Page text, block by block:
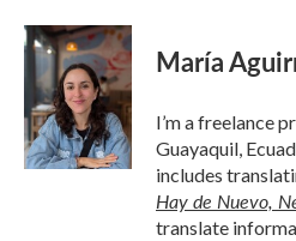
c
e
o
k
i
t
t
e
r
n
k
e
d
I
n
María
I’m a freelance
Guayaquil,
includes
Hay de Nuevo,
translate